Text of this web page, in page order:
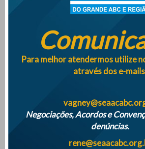
Empresas terão que monitorar saúde
trabalhadores a partir de maio 2025
ATENÇÃO PARA O INICIO DAS FÉRIAS
Para melhor atendermos utilize
através dos e-
Negociações, Acordos e
denúncias.